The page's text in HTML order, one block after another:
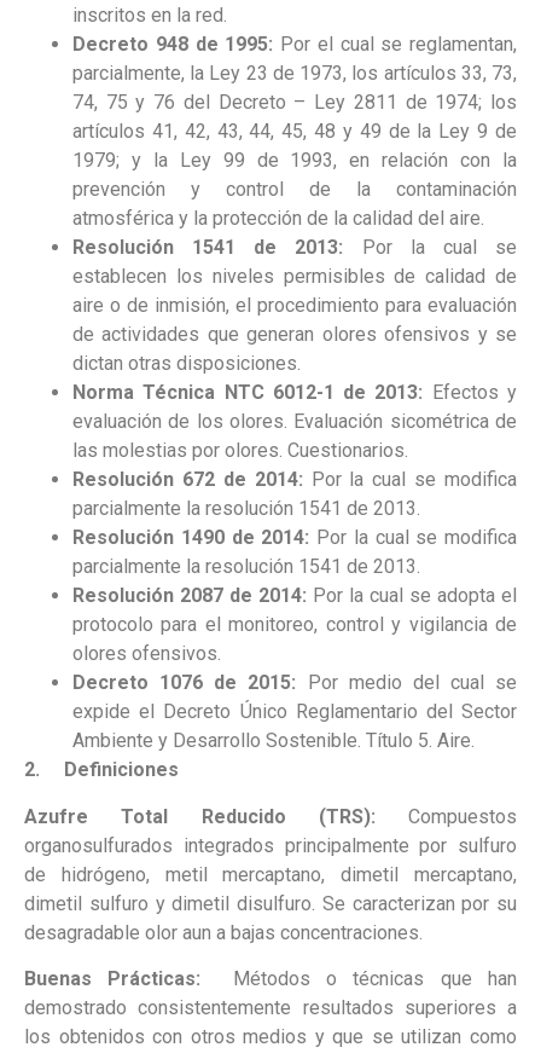
inscritos en la red.
Decreto 948 de 1995: Por el cual se reglamentan,
parcialmente, la Ley 23 de 1973, los artículos 33, 73,
74, 75 y 76 del Decreto – Ley 2811 de 1974; los
artículos 41, 42, 43, 44, 45, 48 y 49 de la Ley 9 de
1979; y la Ley 99 de 1993, en relación con la
prevención y control de la contaminación
atmosférica y la protección de la calidad del aire.
Resolución 1541 de 2013: Por la cual se
establecen los niveles permisibles de calidad de
aire o de inmisión, el procedimiento para evaluación
de actividades que generan olores ofensivos y se
dictan otras disposiciones.
Norma Técnica NTC 6012-1 de 2013: Efectos y
evaluación de los olores. Evaluación sicométrica de
las molestias por olores. Cuestionarios.
Resolución 672 de 2014: Por la cual se modifica
parcialmente la resolución 1541 de 2013.
Resolución 1490 de 2014: Por la cual se modifica
parcialmente la resolución 1541 de 2013.
Resolución 2087 de 2014: Por la cual se adopta el
protocolo para el monitoreo, control y vigilancia de
olores ofensivos.
Decreto 1076 de 2015: Por medio del cual se
expide el Decreto Único Reglamentario del Sector
Ambiente y Desarrollo Sostenible. Título 5. Aire.
2.
Definiciones
Azufre Total Reducido (TRS): Compuestos
organosulfurados integrados principalmente por sulfuro
de hidrógeno, metil mercaptano, dimetil mercaptano,
dimetil sulfuro y dimetil disulfuro. Se caracterizan por su
desagradable olor aun a bajas concentraciones.
Buenas Prácticas:
Métodos o técnicas que han
demostrado consistentemente resultados superiores a
los obtenidos con otros medios y que se utilizan como